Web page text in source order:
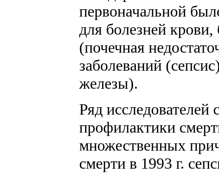
первоначальной
для болезней
(почечная
заболеваний
железы).
Ряд
профилактики
множественных
смерти в 1993 г.